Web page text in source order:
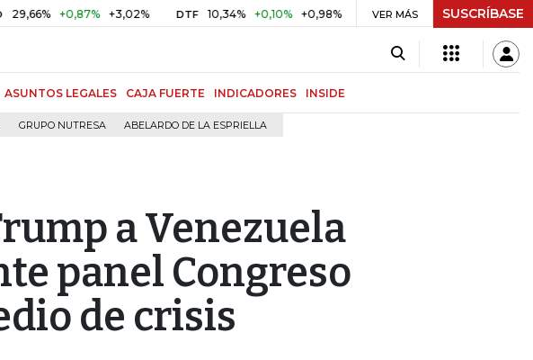
+0,87% +3,02% DTF 10,34% +0,10% +0,98% UVR $ 416,96 +$ 0,05 +0,01%
VER MÁS SUSCRÍBASE
ASUNTOS LEGALES CAJA FUERTE INDICADORES INSIDE
GRUPO NUTRESA ABELARDO DE LA ESPRIELLA
a Venezuela
panel Congreso
de crisis